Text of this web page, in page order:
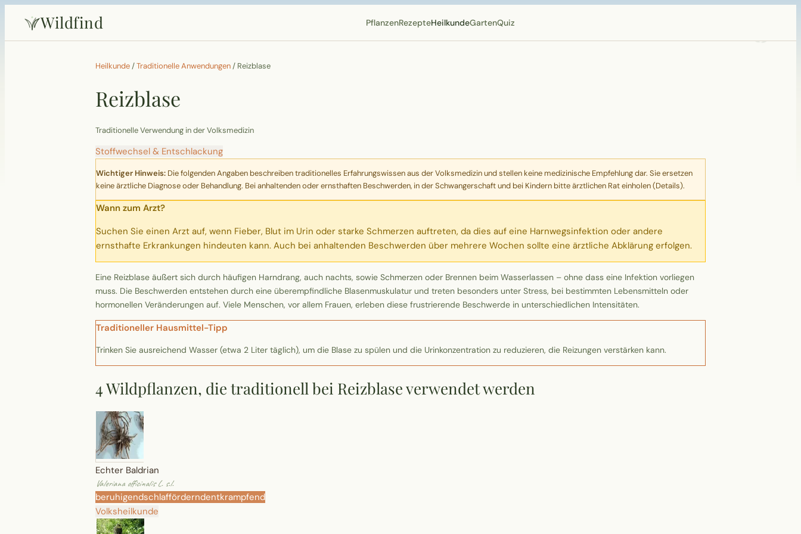
Wildfind PflanzenRezepteHeilkundeGartenQuiz
Heilkunde /Traditionelle Anwendungen / Reizblase
Reizblase
Traditionelle Verwendung in der Volksmedizin
Stoffwechsel & Entschlackung
Wichtiger Hinweis: Die folgenden Angaben beschreiben traditionelles Erfahrungswissen aus der Volksmedizin und stellen keine medizinische Empfehlung dar. Sie ersetzen
keine ärztliche Diagnose oder Behandlung. Bei anhaltenden oder ernsthaften Beschwerden, in der Schwangerschaft und bei Kindern bitte ärztlichen Rat einholen (Details).
Wann zum Arzt?
Suchen Sie einen Arzt auf, wenn Fieber, Blut im Urin oder starke Schmerzen auftreten, da dies auf eine Harnwegsinfektion oder andere
ernsthafte Erkrankungen hindeuten kann. Auch bei anhaltenden Beschwerden über mehrere Wochen sollte eine ärztliche Abklärung erfolgen.
Eine Reizblase äußert sich durch häufigen Harndrang, auch nachts, sowie Schmerzen oder Brennen beim Wasserlassen – ohne dass eine Infektion vorliegen
muss. Die Beschwerden entstehen durch eine überempfindliche Blasenmuskulatur und treten besonders unter Stress, bei bestimmten Lebensmitteln oder
hormonellen Veränderungen auf. Viele Menschen, vor allem Frauen, erleben diese frustrierende Beschwerde in unterschiedlichen Intensitäten.
Traditioneller Hausmittel-Tipp
Trinken Sie ausreichend Wasser (etwa 2 Liter täglich), um die Blase zu spülen und die Urinkonzentration zu reduzieren, die Reizungen verstärken kann.
4 Wildpflanzen, die traditionell bei Reizblase verwendet werden
Echter Baldrian
Valeriana officinalis L. s.l.
beruhigendschlafförderndentkrampfend
Volksheilkunde